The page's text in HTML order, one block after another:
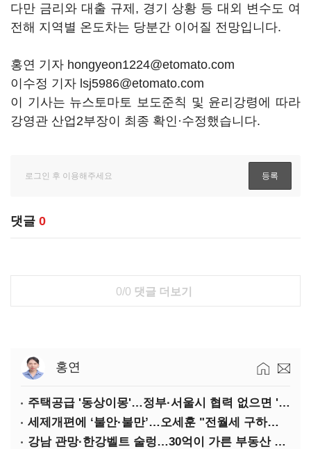
다만 금리와 대출 규제, 경기 상황 등 대외 변수도 여
전해 지역별 온도차는 당분간 이어질 전망입니다.
홍연 기자 hongyeon1224@etomato.com
이수정 기자 lsj5986@etomato.com
이 기사는 뉴스토마토 보도준칙 및 윤리강령에 따라
강영관 산업2부장이 최종 확인·수정했습니다.
댓글 0
0/0 댓글 더보기
홍연
주택공급 '동상이몽'…정부·서울시 협력 없으면 '공수표'
세제개편에 ‘불안·불만’…오세훈 "전월세 구하기 더 힘들어질 것"
강남 관망·한강벨트 술렁…30억이 가른 부동산 민심